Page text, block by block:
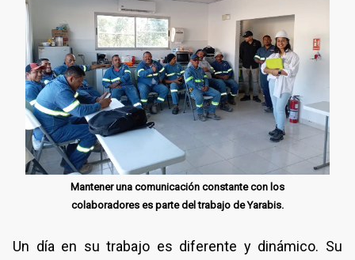
Mantener una comunicación constante con los
colaboradores es parte del trabajo de Yarabis.
Un día en su trabajo es diferente y dinámico. Su